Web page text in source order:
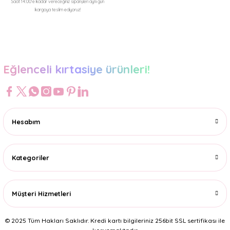
Saat 14:00'e kadar vereceğiniz siparişleri aynı gün
kargoya teslim ediyoruz!
Eğlenceli kırtasiye ürünleri!
Hesabım
Kategoriler
Müşteri Hizmetleri
© 2025 Tüm Hakları Saklıdır. Kredi kartı bilgileriniz 256bit SSL sertifikası ile